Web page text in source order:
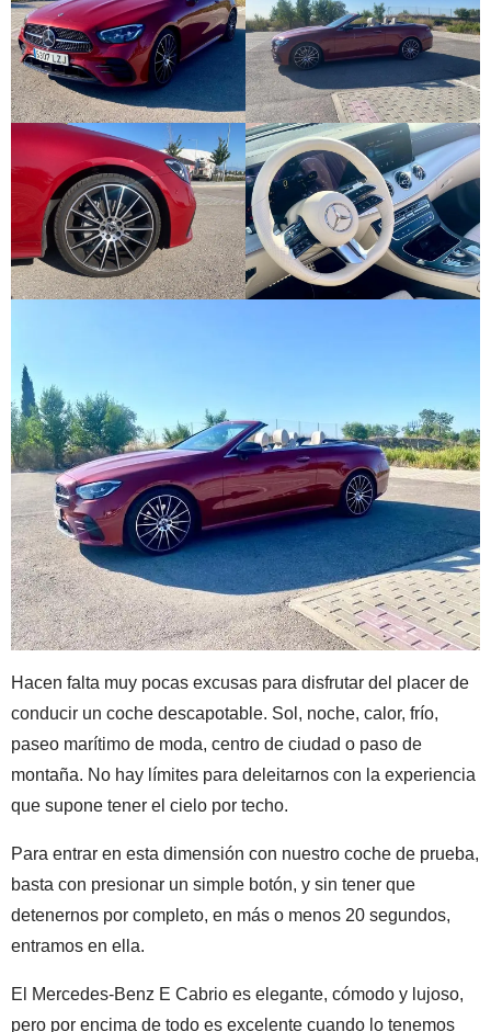
Hacen falta muy pocas excusas para disfrutar del placer de
conducir un coche descapotable. Sol, noche, calor, frío,
paseo marítimo de moda, centro de ciudad o paso de
montaña. No hay límites para deleitarnos con la experiencia
que supone tener el cielo por techo.
Para entrar en esta dimensión con nuestro coche de prueba,
basta con presionar un simple botón, y sin tener que
detenernos por completo, en más o menos 20 segundos,
entramos en ella.
El Mercedes-Benz E Cabrio es elegante, cómodo y lujoso,
pero por encima de todo es excelente cuando lo tenemos